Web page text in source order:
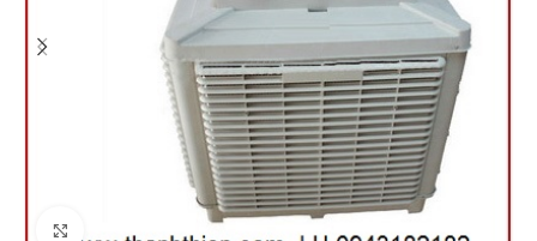
Click to enlarge